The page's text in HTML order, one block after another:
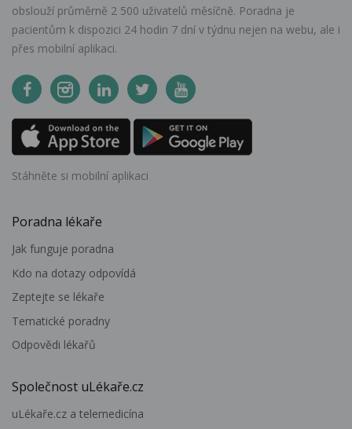
obslouží průměrně 2 500 uživatelů měsíčně. Poradna je
pacientům k dispozici 24 hodin 7 dní v týdnu nejen na webu, ale i
přes mobilní aplikaci.
Stáhněte si mobilní aplikaci
Poradna lékaře
Jak funguje poradna
Kdo na dotazy odpovídá
Zeptejte se lékaře
Tematické poradny
Odpovědi lékařů
Společnost uLékaře.cz
uLékaře.cz a telemedicína